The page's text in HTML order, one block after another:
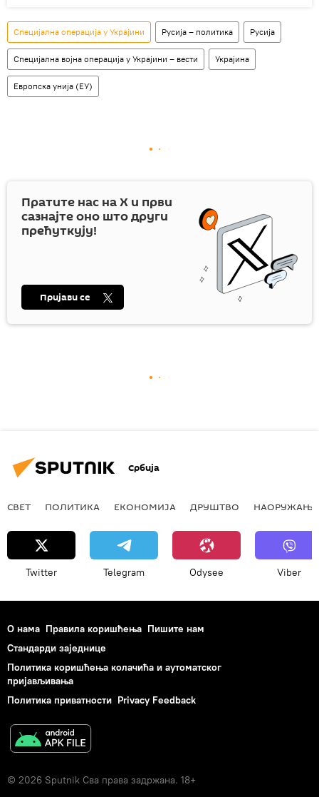
Специјална операција у Украјини Русија – политика Русија
Специјална војна операција у Украјини – вести Украјина
Европска унија (ЕУ)
Пратите нас наX и први
сазнајте оно што други
прећуткују!
Пријави се
Србија
СВЕТ ПОЛИТИКА ЕКОНОМИЈА ДРУШТВО НАОРУЖАЊЕ
Twitter Telegram Odysee Viber
О нама Правила коришћења Пишите нам
Стандарди заједнице
Политика коришћења колачића и аутоматског
пријављивања
Политика приватности Privacy Feedback
© 2026 Sputnik Сва права задржана. 18+